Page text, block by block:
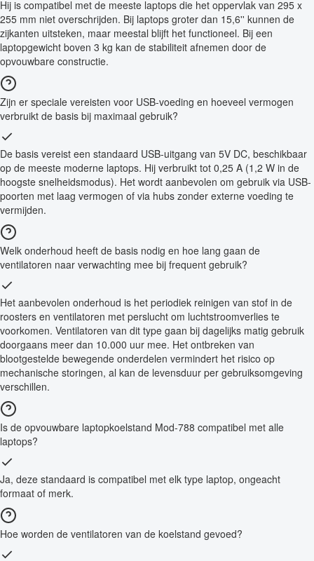
Hij is compatibel met de meeste laptops die het oppervlak van 295 x
255 mm niet overschrijden. Bij laptops groter dan 15,6'' kunnen de
zijkanten uitsteken, maar meestal blijft het functioneel. Bij een
laptopgewicht boven 3 kg kan de stabiliteit afnemen door de
opvouwbare constructie.
Zijn er speciale vereisten voor USB-voeding en hoeveel vermogen
verbruikt de basis bij maximaal gebruik?
De basis vereist een standaard USB-uitgang van 5V DC, beschikbaar
op de meeste moderne laptops. Hij verbruikt tot 0,25 A (1,2 W in de
hoogste snelheidsmodus). Het wordt aanbevolen om gebruik via USB-
poorten met laag vermogen of via hubs zonder externe voeding te
vermijden.
Welk onderhoud heeft de basis nodig en hoe lang gaan de
ventilatoren naar verwachting mee bij frequent gebruik?
Het aanbevolen onderhoud is het periodiek reinigen van stof in de
roosters en ventilatoren met perslucht om luchtstroomverlies te
voorkomen. Ventilatoren van dit type gaan bij dagelijks matig gebruik
doorgaans meer dan 10.000 uur mee. Het ontbreken van
blootgestelde bewegende onderdelen vermindert het risico op
mechanische storingen, al kan de levensduur per gebruiksomgeving
verschillen.
Is de opvouwbare laptopkoelstand Mod-788 compatibel met alle
laptops?
Ja, deze standaard is compatibel met elk type laptop, ongeacht
formaat of merk.
Hoe worden de ventilatoren van de koelstand gevoed?